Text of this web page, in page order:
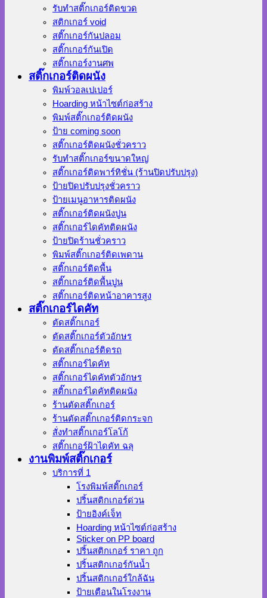
รับทำสติ๊กเกอร์ติดขวด
สติกเกอร์ void
สติ๊กเกอร์กันปลอม
สติ๊กเกอร์กันเปิด
สติ๊กเกอร์งานศพ
สติ๊กเกอร์ติดผนัง
พิมพ์วอลเปเปอร์
Hoarding หน้าไซต์ก่อสร้าง
พิมพ์สติ๊กเกอร์ติดผนัง
ป้าย coming soon
สติ๊กเกอร์ติดผนังชั่วคราว
รับทำสติ๊กเกอร์ขนาดใหญ่
สติ๊กเกอร์ติดพาร์ทิชั่น (ร้านปิดปรับปรุง)
ป้ายปิดปรับปรุงชั่วคราว
ป้ายเมนูอาหารติดผนัง
สติ๊กเกอร์ติดผนังปูน
สติ๊กเกอร์ไดคัทติดผนัง
ป้ายปิดร้านชั่วคราว
พิมพ์สติ๊กเกอร์ติดเพดาน
สติ๊กเกอร์ติดพื้น
สติ๊กเกอร์ติดพื้นปูน
สติ๊กเกอร์ติดหน้าอาคารสูง
สติ๊กเกอร์ไดคัท
ตัดสติ๊กเกอร์
ตัดสติ๊กเกอร์ตัวอักษร
ตัดสติ๊กเกอร์ติดรถ
สติ๊กเกอร์ไดคัท
สติ๊กเกอร์ไดคัทตัวอักษร
สติ๊กเกอร์ไดคัทติดผนัง
ร้านตัดสติ๊กเกอร์
ร้านตัดสติ๊กเกอร์ติดกระจก
สั่งทําสติ๊กเกอร์โลโก้
สติ๊กเกอร์ฝ้าไดคัท ฉลุ
งานพิมพ์สติ๊กเกอร์
บริการที่ 1
โรงพิมพ์สติ๊กเกอร์
ปริ้นสติกเกอร์ด่วน
ป้ายอิงค์เจ็ท
Hoarding หน้าไซต์ก่อสร้าง
Sticker on PP board
ปริ้นสติกเกอร์ ราคา ถูก
ปริ้นสติกเกอร์กันน้ำ
ปริ้นสติกเกอร์ใกล้ฉัน
ป้ายเตือนในโรงงาน